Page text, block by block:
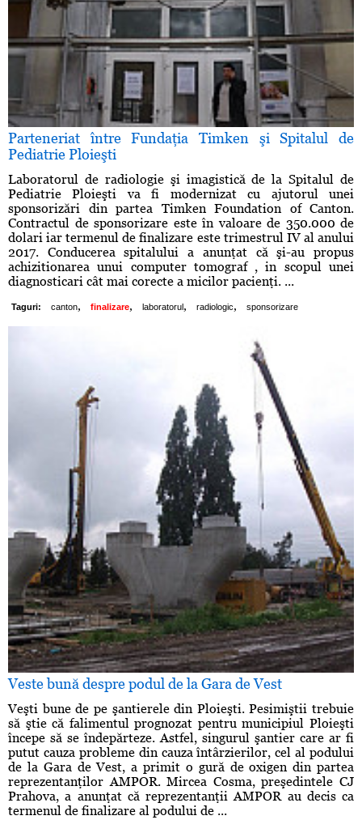
Parteneriat între Fundaţia Timken şi Spitalul de
Pediatrie Ploieşti
Laboratorul de radiologie şi imagistică de la Spitalul de
Pediatrie Ploieşti va fi modernizat cu ajutorul unei
sponsorizări din partea Timken Foundation of Canton.
Contractul de sponsorizare este în valoare de 350.000 de
dolari iar termenul de finalizare este trimestrul IV al anului
2017. Conducerea spitalului a anunţat că şi-au propus
achizitionarea unui computer tomograf , in scopul unei
diagnosticari cât mai corecte a micilor pacienţi. ...
Taguri: canton, finalizare, laboratorul , radiologic, sponsorizare
Veste bună despre podul de la Gara de Vest
Veşti bune de pe şantierele din Ploieşti. Pesimiştii trebuie
să ştie că falimentul prognozat pentru municipiul Ploieşti
începe să se îndepărteze. Astfel, singurul şantier care ar fi
putut cauza probleme din cauza întârzierilor, cel al podului
de la Gara de Vest, a primit o gură de oxigen din partea
reprezentanţilor AMPOR. Mircea Cosma, preşedintele CJ
Prahova, a anunţat că reprezentanţii AMPOR au decis ca
termenul de finalizare al podului de ...